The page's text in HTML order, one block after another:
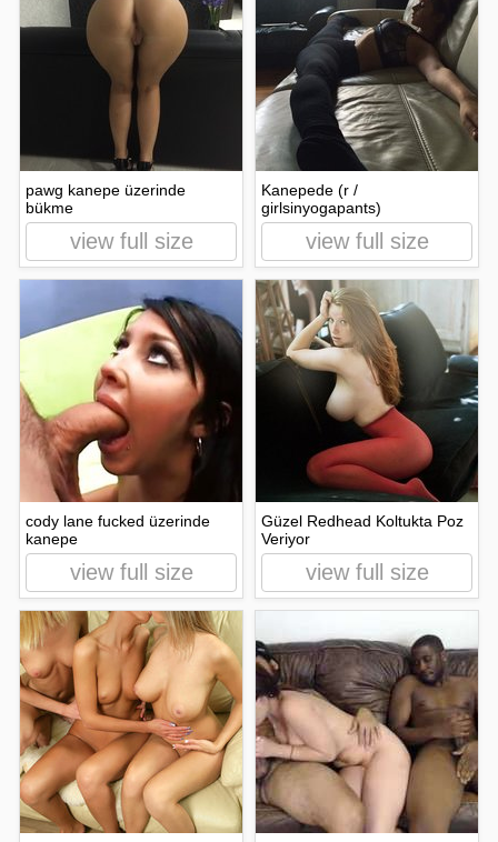
pawg kanepe üzerinde
bükme
view full size
Kanepede (r /
girlsinyogapants)
view full size
cody lane fucked üzerinde
kanepe
view full size
Güzel Redhead Koltukta Poz
Veriyor
view full size